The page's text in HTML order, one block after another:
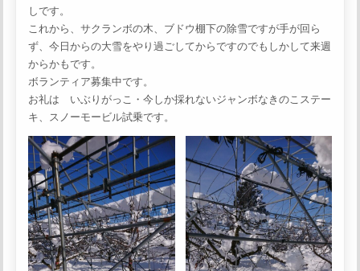
しです。
これから、サクランボの木、ブドウ棚下の除雪ですが手が回ら
ず、今日からの大雪をやり過ごしてからですのでもしかして来週
からかもです。
ボランティア募集中です。
お礼は いぶりがっこ・今しか採れないジャンボなきのこステー
キ、スノーモービル試乗です。